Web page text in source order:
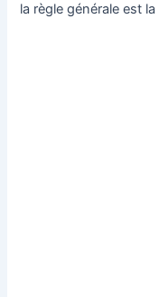
la règle générale est